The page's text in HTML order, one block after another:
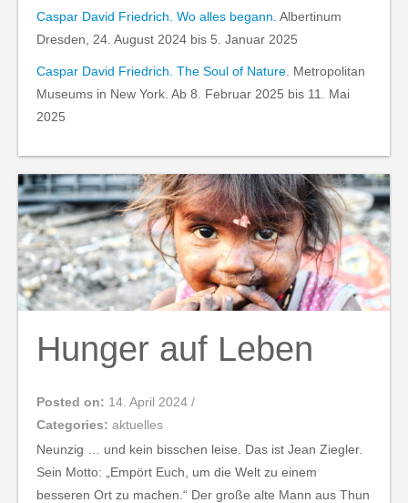
Caspar David Friedrich. Wo alles begann. Albertinum
Dresden, 24. August 2024 bis 5. Januar 2025
Caspar David Friedrich. The Soul of Nature. Metropolitan
Museums in New York. Ab 8. Februar 2025 bis 11. Mai
2025
Hunger auf Leben
Posted on: 14. April 2024 /
Categories: aktuelles
Neunzig … und kein bisschen leise. Das ist Jean Ziegler.
Sein Motto: „Empört Euch, um die Welt zu einem
besseren Ort zu machen.“ Der große alte Mann aus Thun